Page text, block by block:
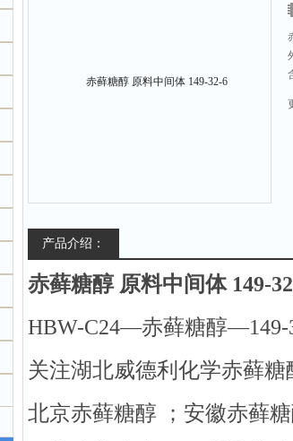
产品介绍：
赤藓糖醇 原料中间体 149-
HBW-C24—赤藓糖醇—149-
关注湖北威德利化学赤藓糖
北京赤藓糖醇 ；安徽赤藓